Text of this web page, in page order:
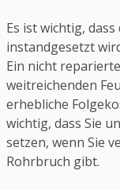
Es ist wichtig,
instandgesetzt
Ein nicht
weitreichenden
erhebliche
wichtig, dass Sie
setzen, wenn Sie
Rohrbruch gibt.